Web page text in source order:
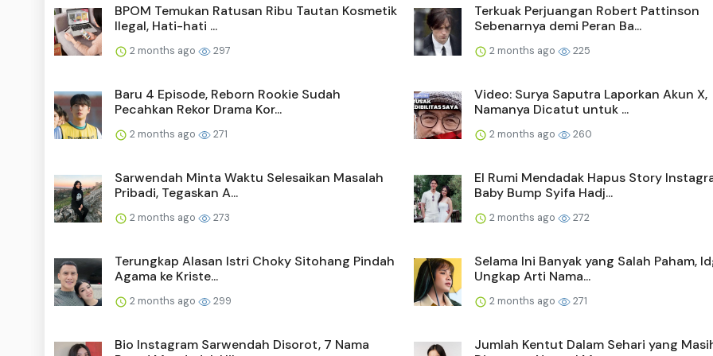
BPOM Temukan Ratusan Ribu Tautan Kosmetik
Ilegal, Hati-hati ...
2 months ago 297
Terkuak Perjuangan Robert Pattinson
Sebenarnya demi Peran Ba...
2 months ago 225
Baru 4 Episode, Reborn Rookie Sudah
Pecahkan Rekor Drama Kor...
2 months ago 271
Video: Surya Saputra Laporkan Akun X,
Namanya Dicatut untuk ...
2 months ago 260
Sarwendah Minta Waktu Selesaikan Masalah
Pribadi, Tegaskan A...
2 months ago 273
El Rumi Mendadak Hapus Story
Baby Bump Syifa Hadj...
2 months ago 272
Terungkap Alasan Istri Choky Sitohang Pindah
Agama ke Kriste...
2 months ago 299
Selama Ini Banyak yang Salah Paham,
Ungkap Arti Nama...
2 months ago 271
Bio Instagram Sarwendah Disorot, 7 Nama
Jumlah Kentut Dalam Sehari yang